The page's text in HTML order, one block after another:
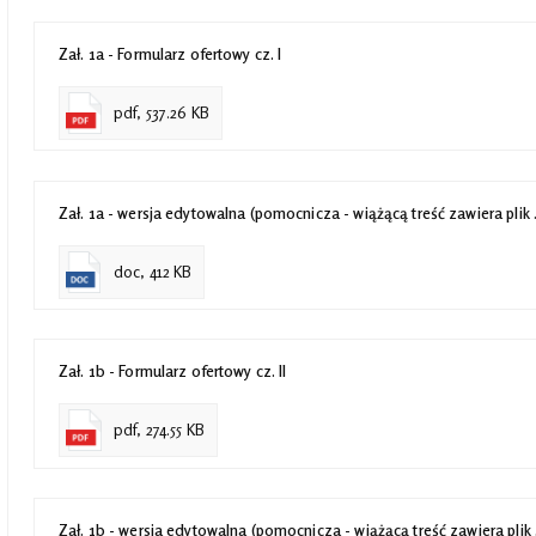
Zał. 1a - Formularz ofertowy cz. I
pdf, 537.26 KB
Zał. 1a - wersja edytowalna (pomocnicza - wiążącą treść zawiera plik
doc, 412 KB
Zał. 1b - Formularz ofertowy cz. II
pdf, 274.55 KB
Zał. 1b - wersja edytowalna (pomocnicza - wiążącą treść zawiera plik